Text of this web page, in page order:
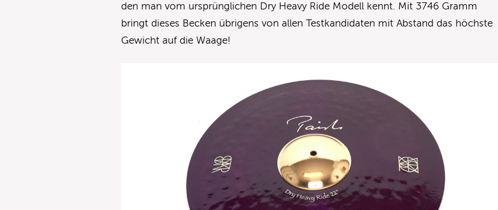
den man vom ursprünglichen Dry Heavy Ride Modell kennt. Mit 3746 Gramm
bringt dieses Becken übrigens von allen Testkandidaten mit Abstand das höchste
Gewicht auf die Waage!